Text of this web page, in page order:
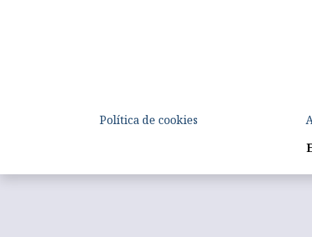
Política de cookies